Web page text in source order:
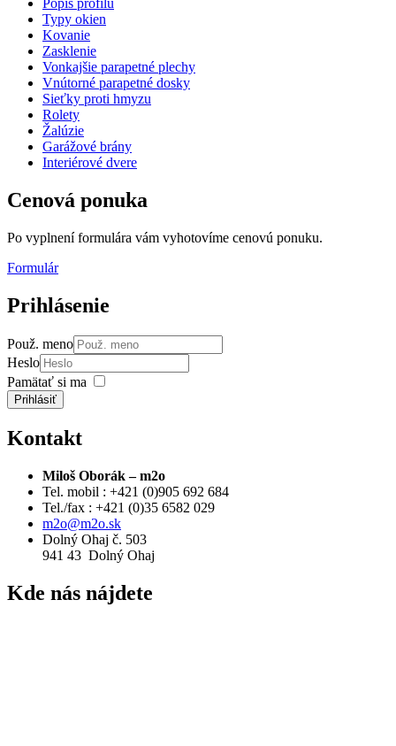
Popis profilu
Typy okien
Kovanie
Zasklenie
Vonkajšie parapetné plechy
Vnútorné parapetné dosky
Sieťky proti hmyzu
Rolety
Žalúzie
Garážové brány
Interiérové dvere
Cenová ponuka
Po vyplnení formulára vám vyhotovíme cenovú ponuku.
Formulár
Prihlásenie
Použ. meno
Heslo
Pamätať si ma
Prihlásiť
Kontakt
Miloš Oborák – m2o
Tel. mobil : +421 (0)905 692 684
Tel./fax : +421 (0)35 6582 029
m2o@m2o.sk
Dolný Ohaj č. 503
941 43 Dolný Ohaj
Kde nás nájdete